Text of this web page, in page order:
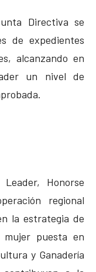
Directiva se
de expedientes
alcanzando en
un nivel de
Honorse
regional
la estrategia de
puesta en
y Ganadería